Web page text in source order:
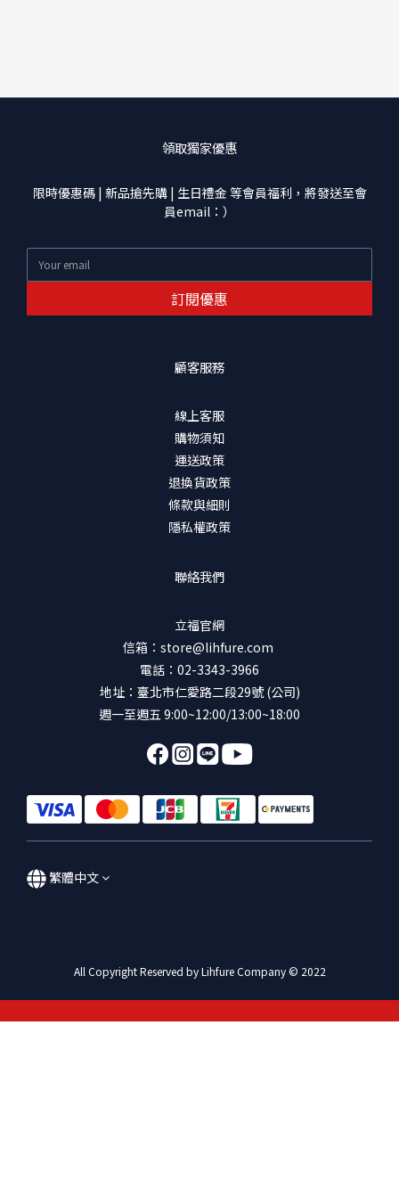
領取獨家優惠
限時優惠碼 | 新品搶先購 | 生日禮金 等會員福利，將發送至會
員email：）
訂閱優惠
顧客服務
線上客服
購物須知
運送政策
退換貨政策
條款與細則
隱私權政策
聯絡我們
立福官網
信箱：store@lihfure.com
電話：02-3343-3966
地址：臺北市仁愛路二段29號 (公司)
週一至週五 9:00~12:00/13:00~18:00
繁體中文
All Copyright Reserved by Lihfure Company © 2022